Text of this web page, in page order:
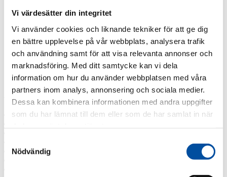
Vi värdesätter din integritet
Vi använder cookies och liknande tekniker för att ge dig
en bättre upplevelse på vår webbplats, analysera trafik
och användning samt för att visa relevanta annonser och
marknadsföring. Med ditt samtycke kan vi dela
information om hur du använder webbplatsen med våra
partners inom analys, annonsering och sociala medier.
Dessa kan kombinera informationen med andra uppgifter
som du har lämnat till dem eller som de har samlat in när
Nödvändig
FVB-News 49
FVB-News 47
FVB-News 46
FVB-News 45
FVB-News 44
FVB-News 43
All news
Archive
2026
2022